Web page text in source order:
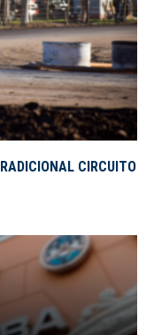
CIRCUITO